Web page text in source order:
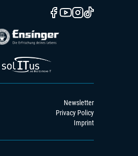
Newsletter
Privacy Policy
Imprint